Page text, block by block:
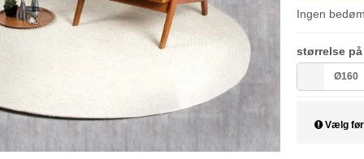
Ingen
størrelse
Ø160
Vælg